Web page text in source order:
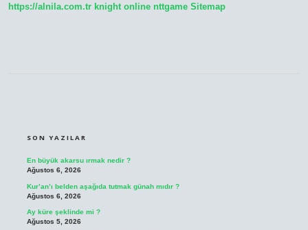
https://alnila.com.tr knight online nttgame Sitemap
SON YAZILAR
En büyük akarsu ırmak nedir ?
Ağustos 6, 2026
Kur’an’ı belden aşağıda tutmak günah mıdır ?
Ağustos 6, 2026
Ay küre şeklinde mi ?
Ağustos 5, 2026